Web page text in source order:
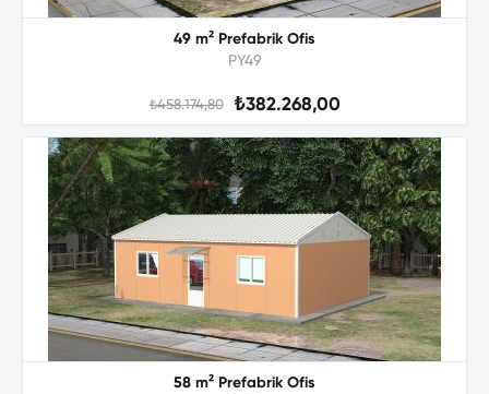
49 m² Prefabrik Ofis
PY49
₺458.174,80 ₺382.268,00
58 m² Prefabrik Ofis